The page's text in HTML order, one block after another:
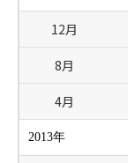
12月
8月
4月
2013年